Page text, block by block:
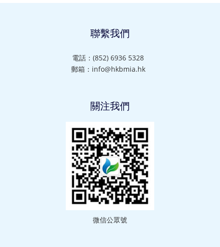
聯繫我們
電話：(852) 6936 5328
郵箱：info@hkbmia.hk
關注我們
微信公眾號